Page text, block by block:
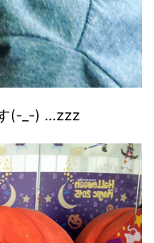
(-_-) …zzz